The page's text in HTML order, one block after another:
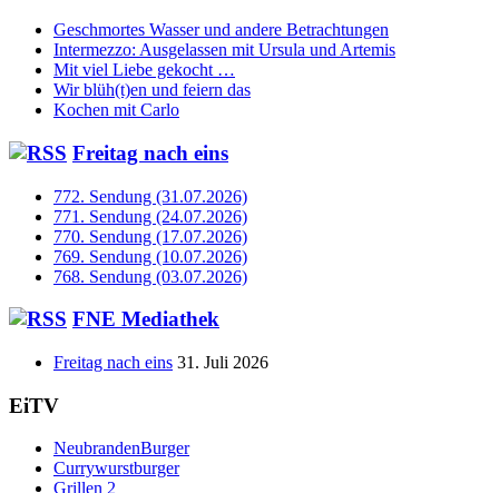
Geschmortes Wasser und andere Betrachtungen
Intermezzo: Ausgelassen mit Ursula und Artemis
Mit viel Liebe gekocht …
Wir blüh(t)en und feiern das
Kochen mit Carlo
Freitag nach eins
772. Sendung (31.07.2026)
771. Sendung (24.07.2026)
770. Sendung (17.07.2026)
769. Sendung (10.07.2026)
768. Sendung (03.07.2026)
FNE Mediathek
Freitag nach eins 31. Juli 2026
EiTV
NeubrandenBurger
Currywurstburger
Grillen 2